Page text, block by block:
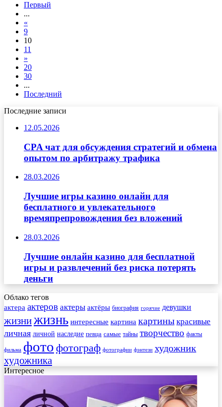
Первый
...
«
9
10
11
»
20
30
...
Последний
Последние записи
12.05.2026
CPA чат для обсуждения стратегий и обмена
опытом по арбитражу трафика
28.03.2026
Лучшие игры казино онлайн для
бесплатного и увлекательного
времяпрепровождения без вложений
28.03.2026
Лучшие онлайн казино для бесплатной
игры и развлечений без риска потерять
деньги
Облако тегов
актера актеров актеры актёры биография горячие девушки
жизнижизнь интересные картина картины красивые
личная личной наследие певца самые тайны творчество факты
фильма фото фотограф фотографии фэнтези художник
художника
Интересное